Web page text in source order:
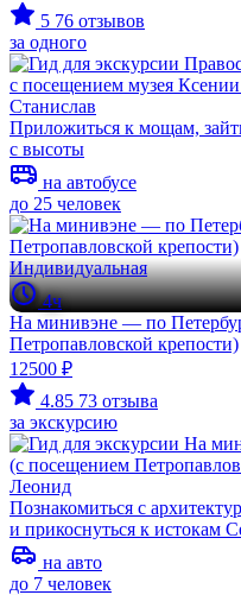
5 76 отзывов
за одного
Станислав
Приложиться к мощам,
с высоты
на автобусе
до 25 человек
Индивидуальная
4ч
На минивэне — по
Петропавловской крепости)
12500 ₽
4.85 73 отзыва
за экскурсию
Леонид
Познакомиться с
и прикоснуться к истокам
на авто
до 7 человек